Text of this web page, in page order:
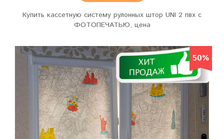
Купить кассетную систему рулонных штор UNI 2 пвх c
ФОТОПЕЧАТЬЮ, цена
50%